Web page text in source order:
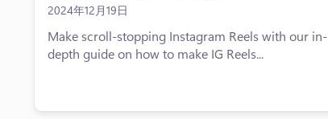
2024年12月19日
Make scroll-stopping Instagram Reels with our in-
depth guide on how to make IG Reels...